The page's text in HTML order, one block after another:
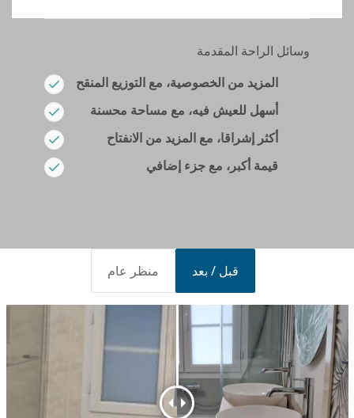
وسائل الراحة المقدمة
المزيد من الخصوصية، مع التوزيع المنقح
أسهل للعيش فيه، مع مساحة محسنة
أكثر إشراقا، مع المزيد من الانفتاح
قيمة أكبر، مع جزء إضافي
قبل / بعد منظر عام